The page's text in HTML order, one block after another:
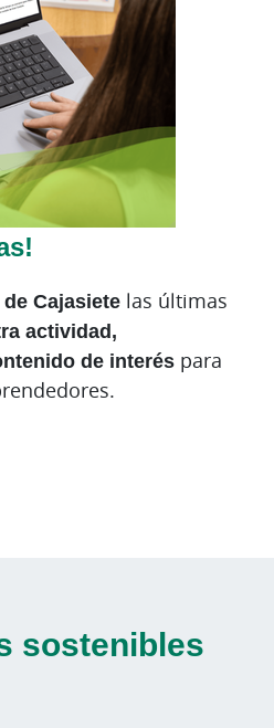
Cajasiete las últimas
actividad,
de interés para
sostenibles